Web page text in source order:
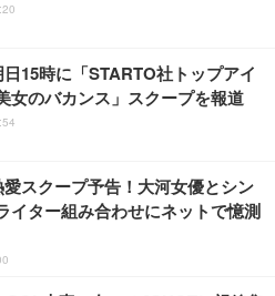
日15時に「STARTO社トップアイ
女のバカンス」スクープを報道
愛スクープ予告！大河女優とシン
イター組み合わせにネットで憶測